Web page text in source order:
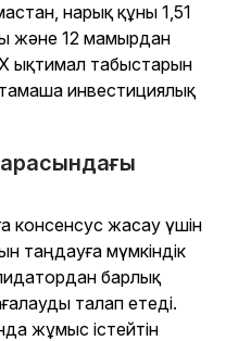
нарық құны 1,51
және 12 мамырдан
ықтимал табыстарын
инвестициялық
консенсус жасау үшін
таңдауға мүмкіндік
барлық
талап етеді.
жұмыс істейтін